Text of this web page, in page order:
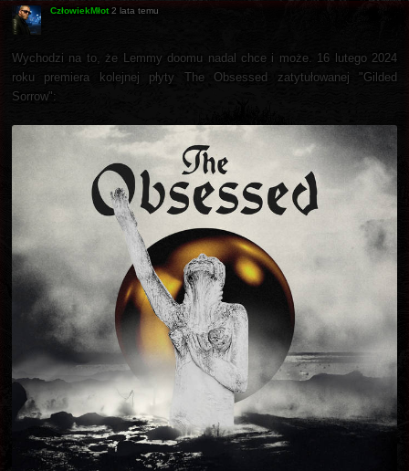
CzłowiekMłot 2 lata temu
Wychodzi na to, że Lemmy doomu nadal chce i może. 16 lutego 2024
roku premiera kolejnej płyty The Obsessed zatytułowanej "Gilded
Sorrow":